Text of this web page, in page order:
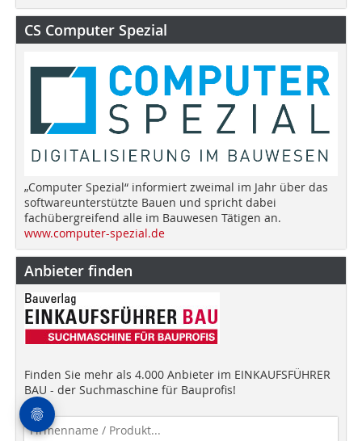
CS Computer Spezial
„Computer Spezial“ informiert zweimal im Jahr über das
softwareunterstützte Bauen und spricht dabei
fachübergreifend alle im Bauwesen Tätigen an.
www.computer-spezial.de
Anbieter finden
Finden Sie mehr als 4.000 Anbieter im EINKAUFSFÜHRER
BAU - der Suchmaschine für Bauprofis!